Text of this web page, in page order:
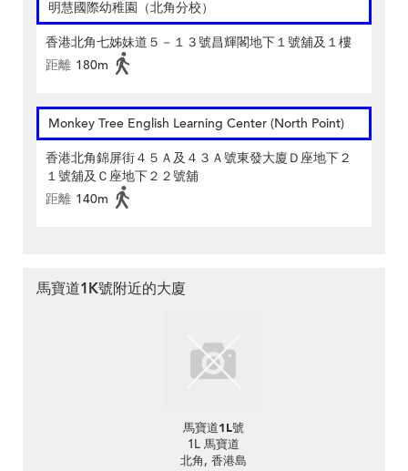
明慧國際幼稚園（北角分校）
香港北角七姊妹道５－１３號昌輝閣地下１號舖及１樓
距離 180m
Monkey Tree English Learning Center (North Point)
香港北角錦屏街４５Ａ及４３Ａ號東發大廈Ｄ座地下２
１號舖及Ｃ座地下２２號舖
距離 140m
馬寶道1K號附近的大廈
馬寶道1L號
1L 馬寶道
北角, 香港島